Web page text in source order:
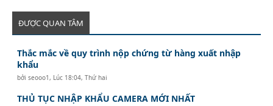
ĐƯỢC QUAN TÂM
Thắc mắc về quy trình nộp chứng từ hàng xuất nhập
khẩu
bởiseooo1 , Lúc 18:04, Thứ hai
THỦ TỤC NHẬP KHẨU CAMERA MỚI NHẤT